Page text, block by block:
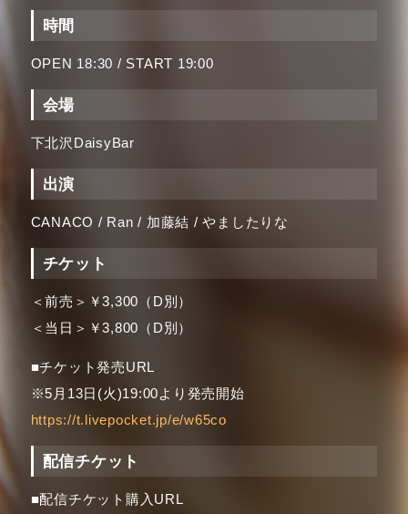
時間
OPEN 18:30 / START 19:00
会場
下北沢DaisyBar
出演
CANACO / Ran / 加藤結 / やましたりな
チケット
＜前売＞￥3,300（D別）
＜当日＞￥3,800（D別）
■チケット発売URL
※5月13日(火)19:00より発売開始
https://t.livepocket.jp/e/w65co
配信チケット
■配信チケット購入URL